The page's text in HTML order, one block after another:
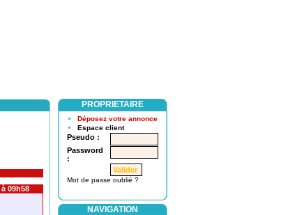
à 09h58
PROPRIETAIRE
Déposez votre annonce
Espace client
Pseudo :
Password
:
Mot de passe oublié ?
NAVIGATION